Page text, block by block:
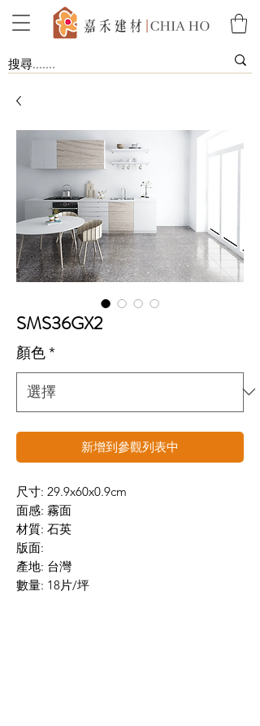
SMS36GX2
顏色*
新增到參觀列表中
尺寸: 29.9x60x0.9cm
面感: 霧面
材質: 石英
版面:
產地: 台灣
數量: 18片/坪